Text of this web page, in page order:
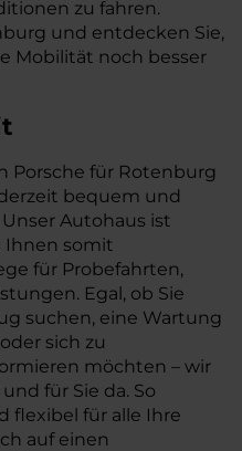
zu fahren.
und entdecken Sie,
Mobilität noch besser
Porsche für Rotenburg
bequem und
Autohaus ist
Ihnen somit
für Probefahrten,
Egal, ob Sie
suchen, eine Wartung
sich zu
möchten – wir
für Sie da. So
flexibel für alle Ihre
auf einen